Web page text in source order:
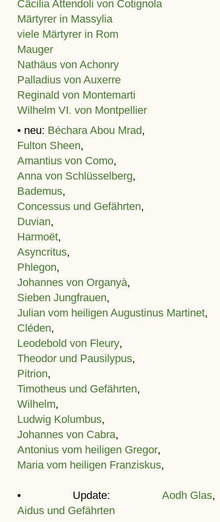
Cäcilia Attendoli von Cotignola
Märtyrer in Massylia
viele Märtyrer in Rom
Mauger
Nathäus von Achonry
Palladius von Auxerre
Reginald von Montemarti
Wilhelm VI. von Montpellier
• neu: Béchara Abou Mrad,
Fulton Sheen,
Amantius von Como,
Anna von Schlüsselberg,
Bademus,
Concessus und Gefährten,
Duvian,
Harmoët,
Asyncritus,
Phlegon,
Johannes von Organyà,
Sieben Jungfrauen,
Julian vom heiligen Augustinus Martinet,
Cléden,
Leodebold von Fleury,
Theodor und Pausilypus,
Pitrion,
Timotheus und Gefährten,
Wilhelm,
Ludwig Kolumbus,
Johannes von Cabra,
Antonius vom heiligen Gregor,
Maria vom heiligen Franziskus,
• Update: Aodh Glas,
Aidus und Gefährten